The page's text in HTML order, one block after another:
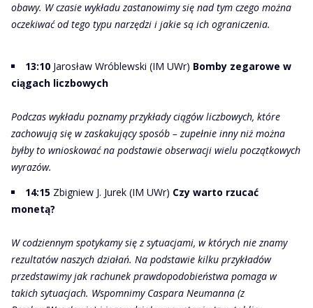
obawy. W czasie wykładu zastanowimy się nad tym czego można
oczekiwać od tego typu narzędzi i jakie są ich ograniczenia.
13:10 Jarosław Wróblewski (IM UWr) Bomby zegarowe w
ciągach liczbowych
Podczas wykładu poznamy przykłady ciągów liczbowych, które
zachowują się w zaskakujący sposób – zupełnie inny niż można
byłby to wnioskować na podstawie obserwacji wielu początkowych
wyrazów.
14:15 Zbigniew J. Jurek (IM UWr) Czy warto rzucać
monetą?
W codziennym spotykamy się z sytuacjami, w których nie znamy
rezultatów naszych działań. Na podstawie kilku przykładów
przedstawimy jak rachunek prawdopodobieństwa pomaga w
takich sytuacjach. Wspomnimy Caspara Neumanna (z